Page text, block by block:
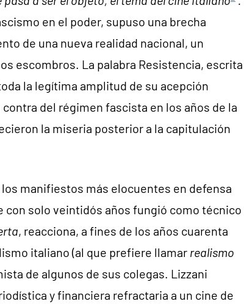
en el poder, supuso una brecha
de una nueva realidad nacional, un
escombros. La palabra Resistencia, escrita
la legítima amplitud de su acepción
del régimen fascista en los años de la
la miseria posterior a la capitulación
manifiestos más elocuentes en defensa
con solo veintidós años fungió como técnico
, reacciona, a fines de los años cuarenta
italiano (al que prefiere llamar realismo
de algunos de sus colegas. Lizzani
y financiera refractaria a un cine de